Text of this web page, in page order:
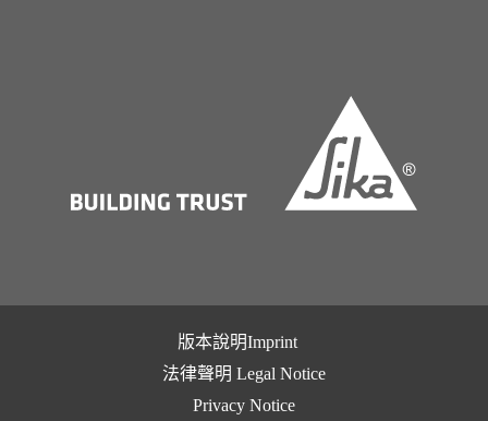
版本說明Imprint
法律聲明 Legal Notice
Privacy Notice